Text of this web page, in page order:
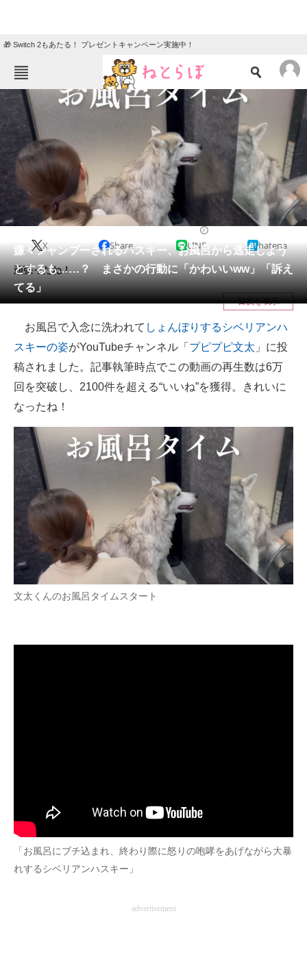
🎁 Switch 2もあたる！ プレゼントキャンペーン実施中！
ねとらぼメニュー
TOP ニュース
エンタメ クイズ
グルメ 地域
住まい 教育・育児
動物 リサーチ
会員記事
メディア
注目記事を集めた総合ページ
ITの今と未来を見通す
スマホと通信の最新トレンド
進化するPCとデバイスの未来
ビジネスと働き方のヒント
AI活用のいまが分かる
企業ITのトレンドを詳説
経営リーダーのコミュニティ
マーケ×ITの今がよく分かる
ITエンジニア向け専門サイト
エネルギーの専門メディア
建設×テクノロジーの最前線
ちょっと気になるネットの話題
嫌々シャンプーされるハスキー、お風呂から逃走しよう
とするも……？ まさかの行動に「かわいいww」「訴え
てる」
X Share LINE hatena
頑張ったね！
目次を表示
お風呂で入念に洗われて しょんぼりするシベリアンハ
スキーの姿がYouTubeチャンネル「 プピプピ文太 」に投
稿されました。記事執筆時点でこの動画の再生数は6万
回を突破し、2100件を超える“いいね”を獲得。きれいに
なったね！
文太くんのお風呂タイムスタート
「お風呂にブチ込まれ、終わり際に怒りの咆哮をあげながら大暴
れするシベリアンハスキー」
advertisement